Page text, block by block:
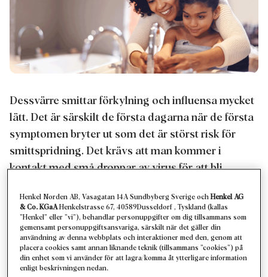
Dessvärre smittar förkylning och influensa mycket
lätt. Det är särskilt de första dagarna när de första
symptomen bryter ut som det är störst risk för
smittspridning. Det krävs att man kommer i
kontakt med små droppar av virus för att bli
de hamnar i munnen. Förkylningsvirus kan
överleva förvånansvärt länge, ända upp till 7
timmar, och influensavirus i upp till 48 timmar.
Det kan vara enkelt att tro att man kan undvika
Henkel Norden AB, Vasagatan 14A Sundbyberg Sverige ochHenkel AG
& Co. KGaAHenkelstrasse 67, 40589Dusseldorf , Tyskland (kallas
”Henkel” eller ”vi”), behandlar personuppgifter om dig tillsammans som
gemensamt personuppgiftsansvariga, särskilt när det gäller din
användning av denna webbplats och interaktioner med den, genom att
placera cookies samt annan liknande teknik (tillsammans ”cookies”) på
din enhet som vi använder för att lagra/komma åt ytterligare information
enligt beskrivningen nedan.